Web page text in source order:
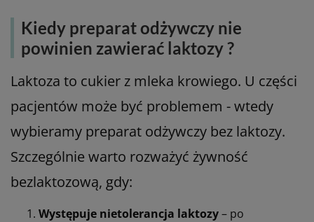
Kiedy preparat odżywczy nie
powinien zawierać laktozy ?
Laktoza to cukier z mleka krowiego. U części
pacjentów może być problemem - wtedy
wybieramy preparat odżywczy bez laktozy.
Szczególnie warto rozważyć żywność
bezlaktozową, gdy:
Występuje nietolerancja laktozy– po